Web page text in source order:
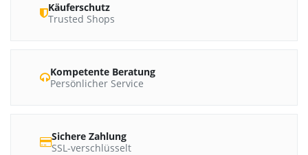
Käuferschutz
Trusted Shops
Kompetente Beratung
Persönlicher Service
Sichere Zahlung
SSL-verschlüsselt